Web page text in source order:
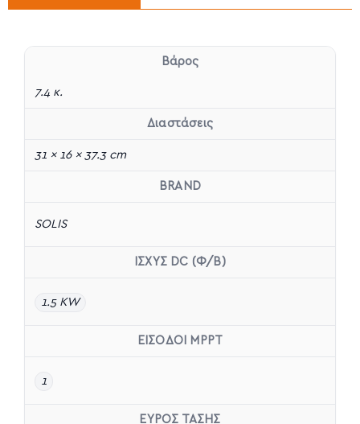
Βάρος
7.4 κ.
Διαστάσεις
31 × 16 × 37.3 cm
BRAND
SOLIS
ΙΣΧΥΣ DC (Φ/Β)
1.5 KW
ΕΙΣΟΔΟΙ MPPT
1
ΕΥΡΟΣ ΤΑΣΗΣ